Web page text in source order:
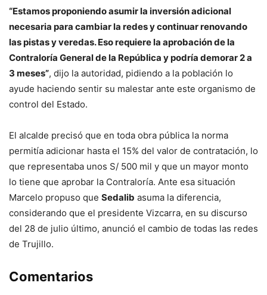
“Estamos proponiendo asumir la inversión adicional
necesaria para cambiar la redes y continuar renovando
las pistas y veredas. Eso requiere la aprobación de la
Contraloría General de la República y podría demorar 2 a
3 meses”, dijo la autoridad, pidiendo a la población lo
ayude haciendo sentir su malestar ante este organismo de
control del Estado.
El alcalde precisó que en toda obra pública la norma
permitía adicionar hasta el 15% del valor de contratación, lo
que representaba unos S/ 500 mil y que un mayor monto
lo tiene que aprobar la Contraloría. Ante esa situación
Marcelo propuso que Sedalib asuma la diferencia,
considerando que el presidente Vizcarra, en su discurso
del 28 de julio último, anunció el cambio de todas las redes
de Trujillo.
Comentarios